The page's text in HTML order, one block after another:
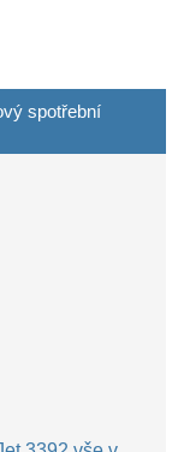
spotřební